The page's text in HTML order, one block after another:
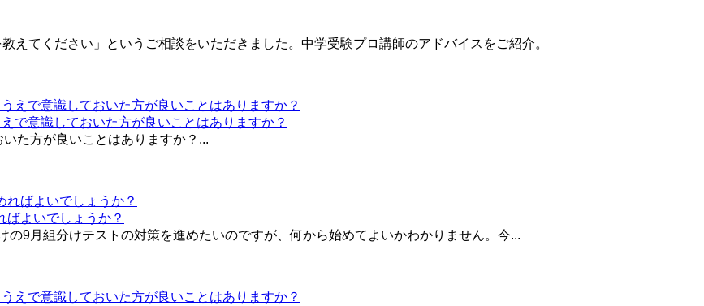
えてください」というご相談をいただきました。中学受験プロ講師のアドバイスをご紹介。
で意識しておいた方が良いことはありますか？
た方が良いことはありますか？...
ばよいでしょうか？
9月組分けテストの対策を進めたいのですが、何から始めてよいかわかりません。今...